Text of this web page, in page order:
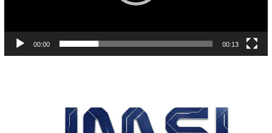
00:00 00:13